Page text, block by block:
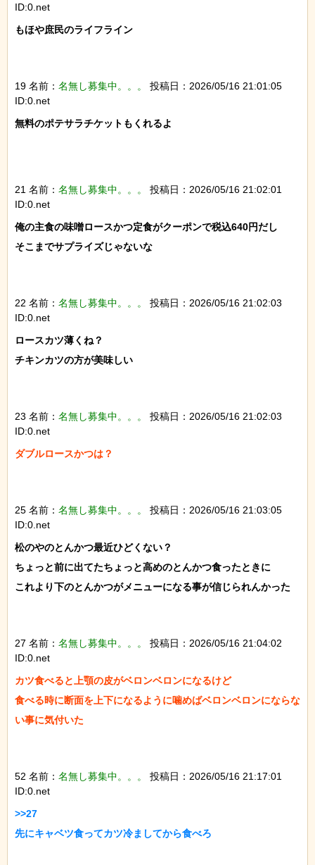
ID:0.net
もほや庶民のライフライン
19 名前： 名無し募集中。。。
投稿日：2026/05/16 21:01:05
ID:0.net
無料のポテサラチケットもくれるよ
21 名前： 名無し募集中。。。
投稿日：2026/05/16 21:02:01
ID:0.net
俺の主食の味噌ロースかつ定食がクーポンで税込640円だし
そこまでサプライズじゃないな
22 名前： 名無し募集中。。。
投稿日：2026/05/16 21:02:03
ID:0.net
ロースカツ薄くね？
チキンカツの方が美味しい
23 名前： 名無し募集中。。。
投稿日：2026/05/16 21:02:03
ID:0.net
ダブルロースかつは？
25 名前： 名無し募集中。。。
投稿日：2026/05/16 21:03:05
ID:0.net
松のやのとんかつ最近ひどくない？
ちょっと前に出てたちょっと高めのとんかつ食ったときに
これより下のとんかつがメニューになる事が信じられんかった
27 名前： 名無し募集中。。。
投稿日：2026/05/16 21:04:02
ID:0.net
カツ食べると上顎の皮がベロンベロンになるけど
食べる時に断面を上下になるように噛めばベロンベロンにならな
い事に気付いた
52 名前： 名無し募集中。。。
投稿日：2026/05/16 21:17:01
ID:0.net
>>27
先にキャベツ食ってカツ冷ましてから食べろ